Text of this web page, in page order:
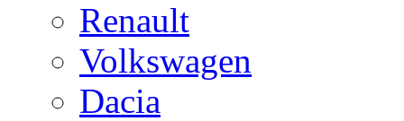
Renault
Volkswagen
Dacia